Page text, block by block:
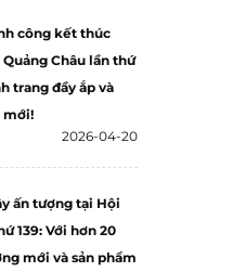
công kết thúc
Châu lần thứ
trang đầy ắp và
mới!
2026-04-20
ấn tượng tại Hội
139: Với hơn 20
mới và sản phẩm